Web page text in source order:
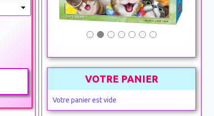
VOTRE PANIER
Votre panier est vide